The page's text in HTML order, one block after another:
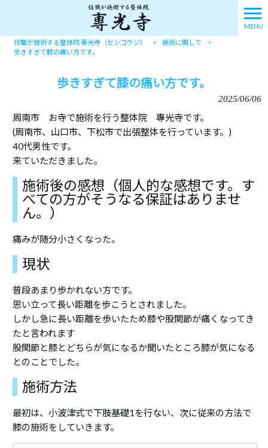
MENU
住職が施術する整体院 專光寺（センコウジ） > 施術に関して
>
歩きすぎて膝の痛い方です。
歩きすぎて膝の痛い方です。
2025/06/06
周南市 お寺で施術を行う整体院 專光寺です。
(周南市、山口市、下松市で出張整体を行っています。)
40代男性です。
来ていただきました。
施術後の感想（個人的な感想です。す
べての方がそうなる保証はありませ
ん。）
痛みが随分小さくなった。
現状
普段あまり歩かれない方です。
思い立って長い距離を歩こうとされました。
しかし急に長い距離を歩いたため膝や股関節が痛くなってき
たと言われます
股関節と膝とどちらが気になるか聞いたところ膝が気になる
とのことでした。
施術方法
最初は、小波津式で下肢基礎1を行ない、次に従来の方法で
膝の施術をしていきます。